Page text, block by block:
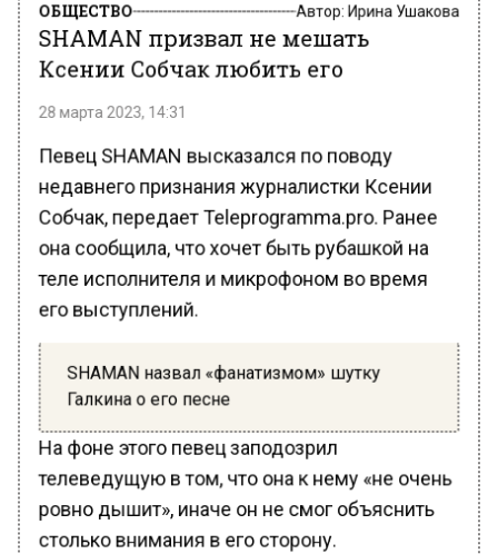
SHAMAN призвал не мешать
Ксении Собчак любить его
Певец SHAMAN высказался по поводу
недавнего признания журналистки Ксении
Собчак, передает Teleprogramma.pro. Ранее
она сообщила, что хочет быть рубашкой на
теле исполнителя и микрофоном во время
его выступлений.
SHAMAN назвал «фанатизмом» шутку
Галкина о его песне
На фоне этого певец заподозрил
телеведущую в том, что она к нему «не очень
ровно дышит», иначе он не смог объяснить
столько внимания в его сторону.